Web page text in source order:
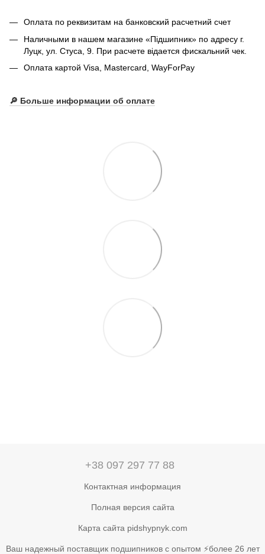
Оплата по реквизитам на банковский расчетний счет
Наличными в нашем магазине «Підшипник» по адресу г.
Луцк, ул. Стуса, 9. При расчете відается фискальний чек.
Оплата картой Visa, Mastercard, WayForPay
🔎 Больше информации об оплате
+38 097 297 77 88
Контактная информация
Полная версия сайта
Карта сайта pidshypnyk.com
Ваш надежный поставщик подшипников с опытом ⚡более 26 лет